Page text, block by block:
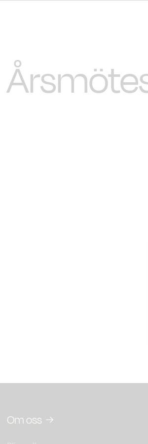
Om oss